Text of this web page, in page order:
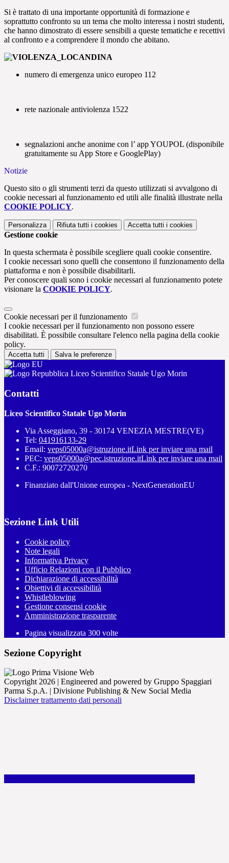
Si è trattato di una importante opportunità di formazione e
soprattutto confronto su un tema che molto interessa i nostri studenti,
che hanno dimostrato di essere sensibili a queste tematiche e recettivi
al confronto e a comprendere il mondo che abitano.
numero di emergenza unico europeo 112
rete nazionale antiviolenza 1522
segnalazioni anche anonime con l’ app YOUPOL (disponibile
gratuitamente su App Store e GooglePlay)
Notizie
Questo sito o gli strumenti terzi da questo utilizzati si avvalgono di
cookie necessari al funzionamento ed utili alle finalità illustrate nella
COOKIE POLICY.
Personalizza Rifiuta tutti i cookies Accetta tutti i cookies
Gestione cookie
In questa schermata è possibile scegliere quali cookie consentire.
I cookie necessari sono quelli che consentono il funzionamento della
piattaforma e non è possibile disabilitarli.
Per conoscere quali sono i cookie necessari al funzionamento potete
visionare la COOKIE POLICY.
Cookie necessari per il funzionamento
I cookie necessari per il funzionamento non possono essere
disabilitati. È possibile consultare l'elenco nella pagina della cookie
policy.
Accetta tutti Salva le preferenze
Liceo Scientifico Statale Ugo Morin
Contatti
Liceo Scientifico Statale Ugo Morin
Via Asseggiano, 39 - 30174 VENEZIA MESTRE(VE)
Tel: 041916133-29
Email: veps05000a@istruzione.itLink per inviare una mail
PEC: veps05000a@pec.istruzione.itLink per inviare una mail
C.F.: 90072720270
Finanziato dall'Unione europea - NextGenerationEU
Sezione Link Utili
Cookie policy
Note legali
Informativa Privacy
Ufficio Relazioni con il Pubblico
Dichiarazione di accessibilità
Obiettivi di accessibilità
Whistleblowing
Gestione consensi cookie
Amministrazione trasparente
Pagina visualizzata 300 volte
Sezione Copyright
Copyright 2026 | Engineered and powered by Gruppo Spaggiari
Parma S.p.A. | Divisione Publishing & New Social Media
Disclaimer trattamento dati personali